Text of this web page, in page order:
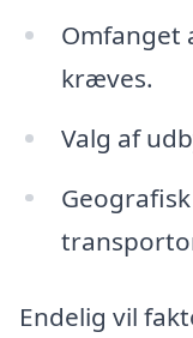
Omfanget
kræves.
Valg af
Endelig vil